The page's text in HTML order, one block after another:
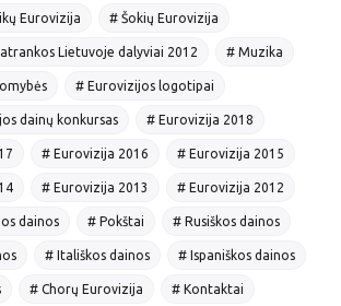
Eurovizija # Šokių Eurovizija
Lietuvoje dalyviai 2012 # Muzika
# Eurovizijos logotipai
dainų konkursas # Eurovizija 2018
# Eurovizija 2016 # Eurovizija 2015
# Eurovizija 2013 # Eurovizija 2012
dainos # Pokštai # Rusiškos dainos
# Itališkos dainos # Ispaniškos dainos
# Chorų Eurovizija # Kontaktai